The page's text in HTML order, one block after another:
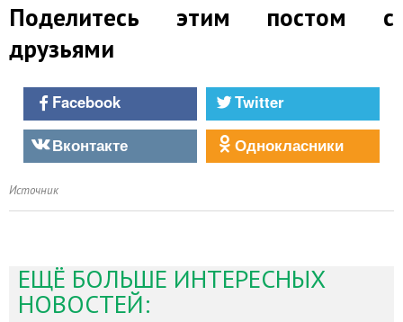
Поделитесь этим постом с
друзьями
Facebook
Twitter
Вконтакте
Однокласники
Источник
ЕЩЁ БОЛЬШЕ ИНТЕРЕСНЫХ
НОВОСТЕЙ: